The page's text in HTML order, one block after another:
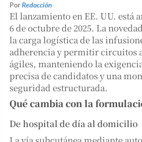
PorRedacción
El lanzamiento en EE. UU. está
6 de octubre de 2025. La
la carga logística de las
adherencia y permitir circuitos
ágiles, manteniendo la
precisa de candidatos y una
seguridad estructurada.
Qué cambia con la
De hospital de día al domicilio